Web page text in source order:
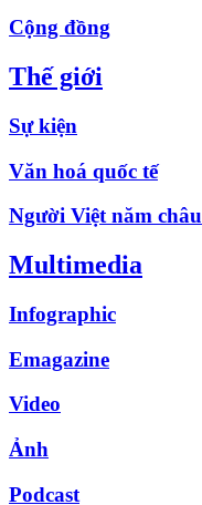
Cộng đồng
Thế giới
Sự kiện
Văn hoá quốc tế
Người Việt năm châu
Multimedia
Infographic
Emagazine
Video
Ảnh
Podcast